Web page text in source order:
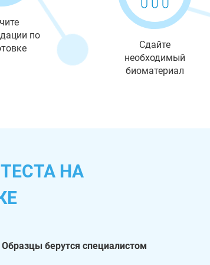
по
Сдайте
необходимый
биоматериал
НА
берутся специалистом